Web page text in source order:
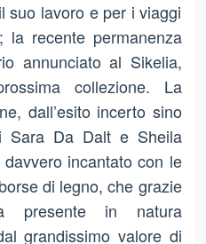
suo lavoro e per i viaggi
recente permanenza
annunciato al Sikelia,
collezione. La
dall’esito incerto sino
Sara Da Dalt e Sheila
incantato con le
di legno, che grazie
presente in natura
grandissimo valore di